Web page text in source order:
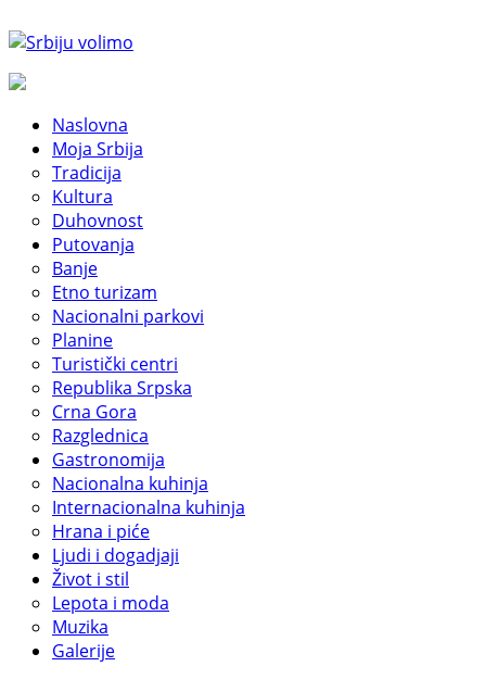
Naslovna
Moja Srbija
Tradicija
Kultura
Duhovnost
Putovanja
Banje
Etno turizam
Nacionalni parkovi
Planine
Turistički centri
Republika Srpska
Crna Gora
Razglednica
Gastronomija
Nacionalna kuhinja
Internacionalna kuhinja
Hrana i piće
Ljudi i dogadjaji
Život i stil
Lepota i moda
Muzika
Galerije